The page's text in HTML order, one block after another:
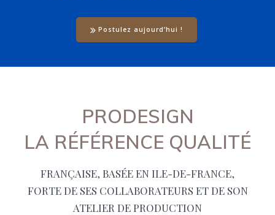
Postulez aujourd’hui !
PRODESIGN
LA RÉFÉRENCE QUALITÉ
FRANÇAISE, BASÉE EN ILE-DE-FRANCE,
FORTE DE SES COLLABORATEURS ET DE SON
ATELIER DE PRODUCTION